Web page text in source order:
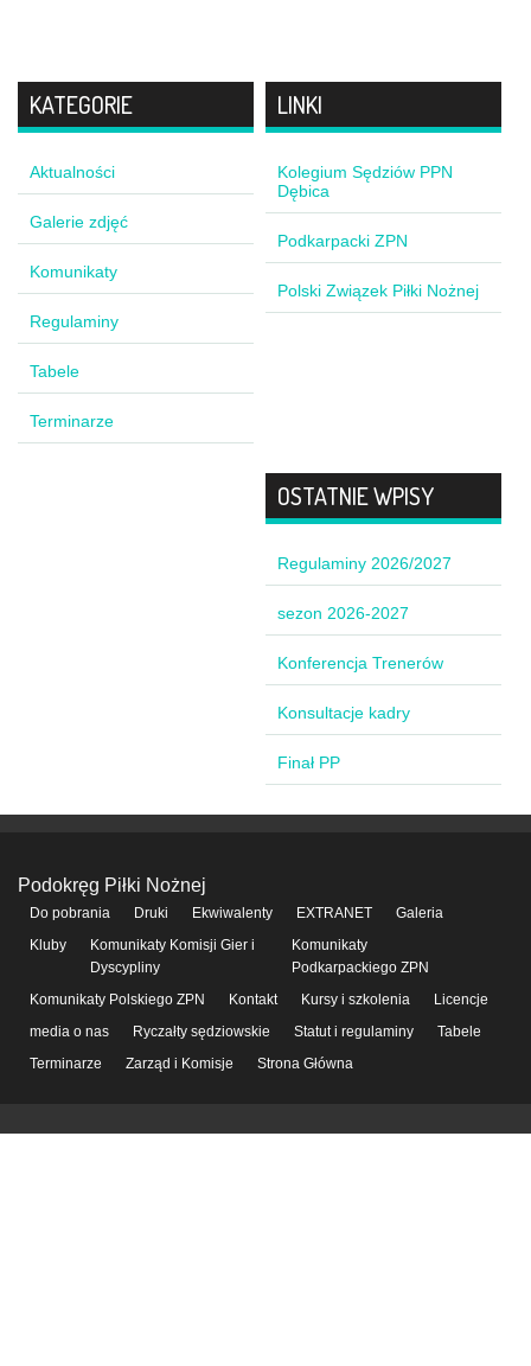
KATEGORIE
Aktualności
Galerie zdjęć
Komunikaty
Regulaminy
Tabele
Terminarze
LINKI
Kolegium Sędziów PPN
Dębica
Podkarpacki ZPN
Polski Związek Piłki Nożnej
OSTATNIE WPISY
Regulaminy 2026/2027
sezon 2026-2027
Konferencja Trenerów
Konsultacje kadry
Finał PP
Podokręg Piłki Nożnej
Do pobrania Druki Ekwiwalenty EXTRANET
Galeria
Kluby
Komunikaty Komisji Gier i
Dyscypliny
Komunikaty
Podkarpackiego ZPN
Komunikaty Polskiego ZPN
Kontakt Kursy i szkolenia
Licencje
media o nas
Ryczałty sędziowskie Statut i regulaminy
Tabele
Terminarze
Zarząd i Komisje Strona Główna